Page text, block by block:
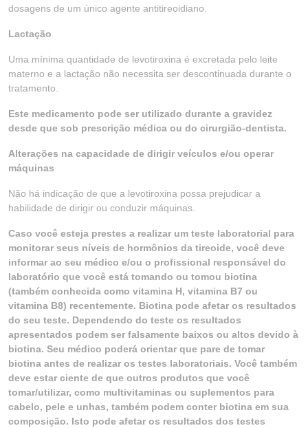
dosagens de um único agente antitireoidiano.
Lactação
Uma mínima quantidade de levotiroxina é excretada pelo leite
materno e a lactação não necessita ser descontinuada durante o
tratamento.
Este medicamento pode ser utilizado durante a gravidez
desde que sob prescrição médica ou do cirurgião-dentista.
Alterações na capacidade de dirigir veículos e/ou operar
máquinas
Não há indicação de que a levotiroxina possa prejudicar a
habilidade de dirigir ou conduzir máquinas.
Caso você esteja prestes a realizar um teste laboratorial para
monitorar seus níveis de hormônios da tireoide, você deve
informar ao seu médico e/ou o profissional responsável do
laboratório que você está tomando ou tomou biotina
(também conhecida como vitamina H, vitamina B7 ou
vitamina B8) recentemente. Biotina pode afetar os resultados
do seu teste. Dependendo do teste os resultados
apresentados podem ser falsamente baixos ou altos devido à
biotina. Seu médico poderá orientar que pare de tomar
biotina antes de realizar os testes laboratoriais. Você também
deve estar ciente de que outros produtos que você
tomar/utilizar, como multivitaminas ou suplementos para
cabelo, pele e unhas, também podem conter biotina em sua
composição. Isto pode afetar os resultados dos testes